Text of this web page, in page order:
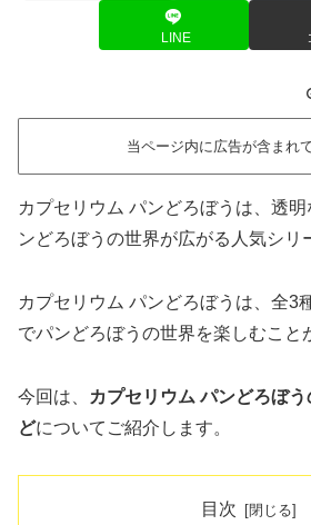
LINE
当ページ内に広告が含まれ
カプセリウム パンどろぼうは、透
ンどろぼうの世界が広がる人気シリ
カプセリウム パンどろぼうは、全3
でパンどろぼうの世界を楽しむこと
今回は、
カプセリウム パンどろぼ
どについてご紹介します。
目次